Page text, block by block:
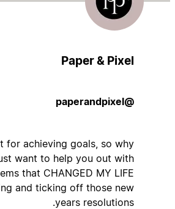
Paper & Pixel
for achieving goals, so why
I just want to help you out with
that CHANGED MY LIFE
and ticking off those new
years resolutions.